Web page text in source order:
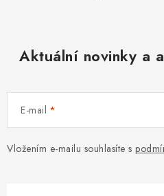
Aktuální novinky a
E-mail
Vložením e-mailu souhlasíte s